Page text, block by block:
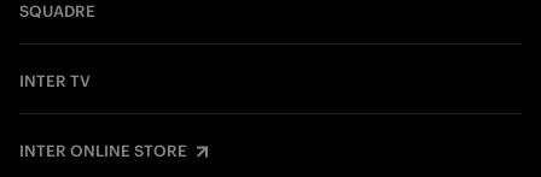
SQUADRE
INTER TV
INTER ONLINE STORE